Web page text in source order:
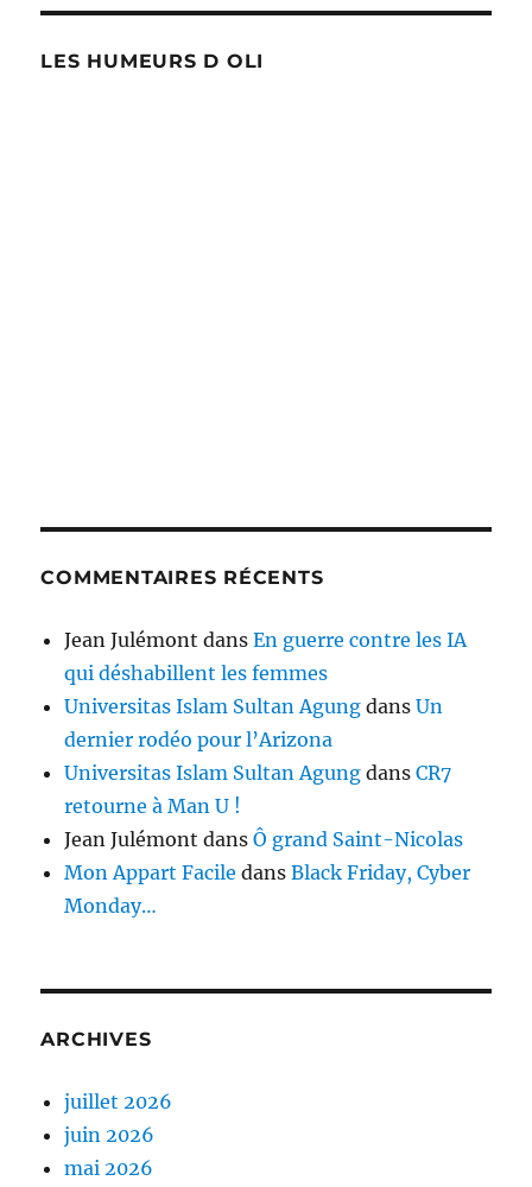
LES HUMEURS D OLI
COMMENTAIRES RÉCENTS
Jean Julémont dansEn guerre contre les IA
qui déshabillent les femmes
Universitas Islam Sultan Agung dansUn
dernier rodéo pour l’Arizona
Universitas Islam Sultan Agung dansCR7
retourne à Man U !
Jean Julémont dansÔ grand Saint-Nicolas
Mon Appart Facile dansBlack Friday, Cyber
Monday…
ARCHIVES
juillet 2026
juin 2026
mai 2026